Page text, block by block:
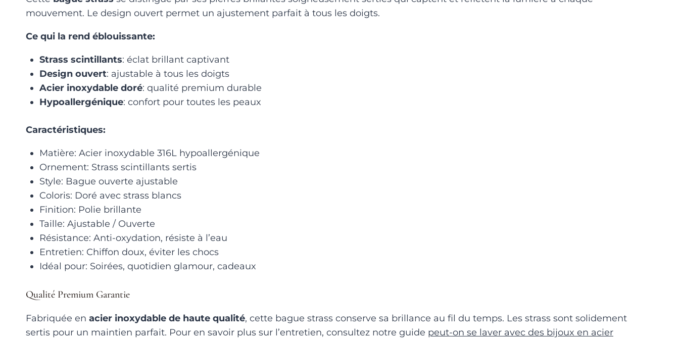
mouvement. Le design ouvert permet un ajustement parfait à tous les doigts.
Ce qui la rend éblouissante:
Strass scintillants: éclat brillant captivant
Design ouvert: ajustable à tous les doigts
Acier inoxydable doré: qualité premium durable
Hypoallergénique: confort pour toutes les peaux
Caractéristiques:
Matière: Acier inoxydable 316L hypoallergénique
Ornement: Strass scintillants sertis
Style: Bague ouverte ajustable
Coloris: Doré avec strass blancs
Finition: Polie brillante
Taille: Ajustable / Ouverte
Résistance: Anti-oxydation, résiste à l’eau
Entretien: Chiffon doux, éviter les chocs
Idéal pour: Soirées, quotidien glamour, cadeaux
Qualité Premium Garantie
Fabriquée en acier inoxydable de haute qualité, cette bague strass conserve sa brillance au fil du temps. Les strass sont solidement
sertis pour un maintien parfait. Pour en savoir plus sur l’entretien, consultez notre guide peut-on se laver avec des bijoux en acier